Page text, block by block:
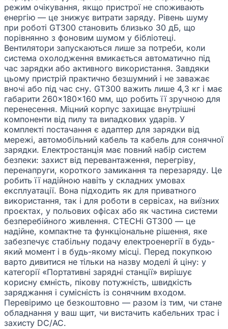
режим очікування, якщо пристрої не споживають
енергію — це знижує витрати заряду. Рівень шуму
при роботі GT300 становить близько 30 дБ, що
порівнянно з фоновим шумом у бібліотеці.
Вентилятори запускаються лише за потреби, коли
система охолодження вмикається автоматично під
час зарядки або активного використання. Завдяки
цьому пристрій практично безшумний і не заважає
вночі або під час сну. GT300 важить лише 4,3 кг і має
габарити 260×180×160 мм, що робить її зручною для
перенесення. Міцний корпус захищає внутрішні
компоненти від пилу та випадкових ударів. У
комплекті постачання є адаптер для зарядки від
мережі, автомобільний кабель та кабель для сонячної
зарядки. Електростанція має повний набір систем
безпеки: захист від перевантаження, перегріву,
перенапруги, короткого замикання та перезаряду. Це
робить її надійною навіть у складних умовах
експлуатації. Вона підходить як для приватного
використання, так і для роботи в сервісах, на виїзних
проєктах, у польових офісах або як частина системи
безперебійного живлення. CTECHi GT300 — це
надійне, компактне та функціональне рішення, яке
забезпечує стабільну подачу електроенергії в будь-
який момент і в будь-якому місці. Перед покупкою
варто дивитися не тільки на назву моделі й ціну: у
категорії «Портативні зарядні станції» вирішує
корисну ємність, пікову потужність, швидкість
заряджання і сумісність із сонячним входом.
Перевіримо це безкоштовно — разом із тим, чи стане
обладнання у ваш щит, чи вистачить кабельних трас і
захисту DC/AC.